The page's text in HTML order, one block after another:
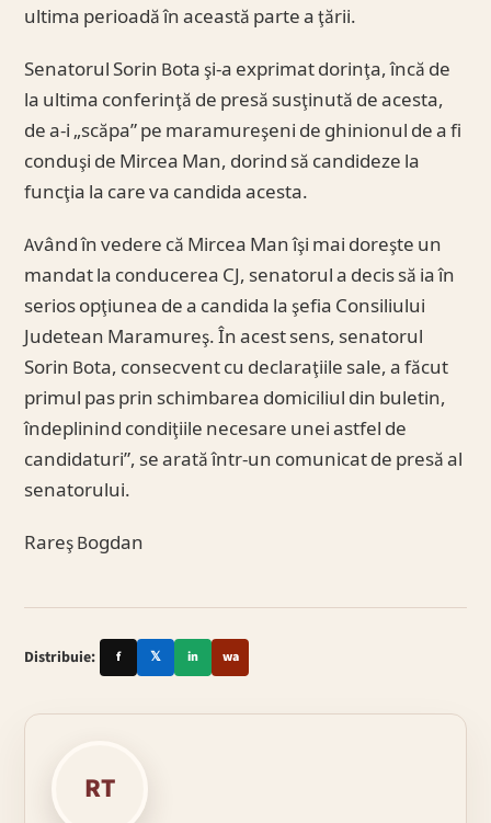
ultima perioadă în această parte a ţării.
Senatorul Sorin Bota şi-a exprimat dorinţa, încă de
la ultima conferinţă de presă susţinută de acesta,
de a-i „scăpa” pe maramureşeni de ghinionul de a fi
conduşi de Mircea Man, dorind să candideze la
funcţia la care va candida acesta.
Având în vedere că Mircea Man îşi mai doreşte un
mandat la conducerea CJ, senatorul a decis să ia în
serios opţiunea de a candida la şefia Consiliului
Judetean Maramureş. În acest sens, senatorul
Sorin Bota, consecvent cu declaraţiile sale, a făcut
primul pas prin schimbarea domiciliul din buletin,
îndeplinind condiţiile necesare unei astfel de
candidaturi”, se arată într-un comunicat de presă al
senatorului.
Rareş Bogdan
Distribuie: f 𝕏 in wa
RT